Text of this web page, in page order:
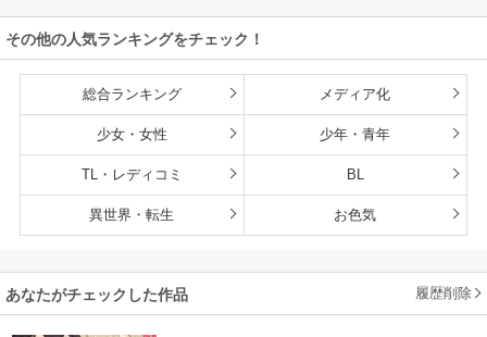
その他の人気ランキングをチェック！
総合ランキング メディア化
少女・女性 少年・青年
TL・レディコミ BL
異世界・転生 お色気
あなたがチェックした作品 履歴削除